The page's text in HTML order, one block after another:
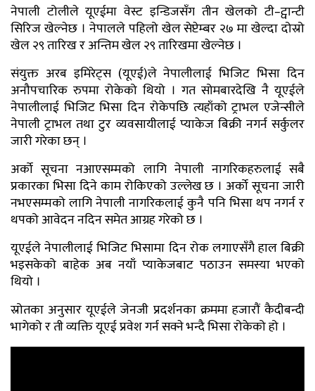
नेपाली टोलीले यूएईमा वेस्ट इन्डिजसँग तीन खेलको टी–ट्वान्टी
सिरिज खेल्नेछ । नेपालले पहिलो खेल सेप्टेम्बर २७ मा खेल्दा दोस्रो
खेल २९ तारिख र अन्तिम खेल २९ तारिखमा खेल्नेछ ।
संयुक्त अरब इमिरेट्स (यूएई)ले नेपालीलाई भिजिट भिसा दिन
अनौपचारिक रुपमा रोकेको थियो । गत सोमबारदेखि नै यूएईले
नेपालीलाई भिजिट भिसा दिन रोकेपछि त्यहाँको ट्राभल एजेन्सीले
नेपाली ट्राभल तथा टुर व्यवसायीलाई प्याकेज बिक्री नगर्न सर्कुलर
जारी गरेका छन् ।
अर्को सूचना नआएसम्मको लागि नेपाली नागरिकहरुलाई सबै
प्रकारका भिसा दिने काम रोकिएको उल्लेख छ । अर्को सूचना जारी
नभएसम्मको लागि नेपाली नागरिकलाई कुनै पनि भिसा थप नगर्न र
थपको आवेदन नदिन समेत आग्रह गरेको छ ।
यूएईले नेपालीलाई भिजिट भिसामा दिन रोक लगाएसँगै हाल बिक्री
भइसकेको बाहेक अब नयाँ प्याकेजबाट पठाउन समस्या भएको
थियो ।
स्रोतका अनुसार यूएईले जेनजी प्रदर्शनका क्रममा हजारौं कैदीबन्दी
भागेको र ती व्यक्ति यूएई प्रवेश गर्न सक्ने भन्दै भिसा रोकेको हो ।